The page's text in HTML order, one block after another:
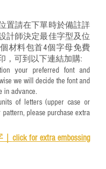
置請在下單時於備註詳
計師決定最佳字型及位
材料包首4個字母免費
，可到以下連結加購:
your preferred font and
we will decide the font and
in advance.
of letters (upper case or
please purchase extra
click for extra embossing